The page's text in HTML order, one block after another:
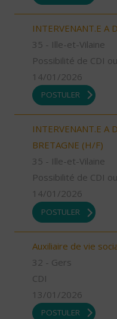
INTERVENANT.E A
35 - Ille-et-Vilaine
Possibilité de CDI
14/01/2026
POSTULER
INTERVENANT.E A
BRETAGNE (H/F)
35 - Ille-et-Vilaine
Possibilité de CDI
14/01/2026
POSTULER
Auxiliaire de vie
32 - Gers
CDI
13/01/2026
POSTULER